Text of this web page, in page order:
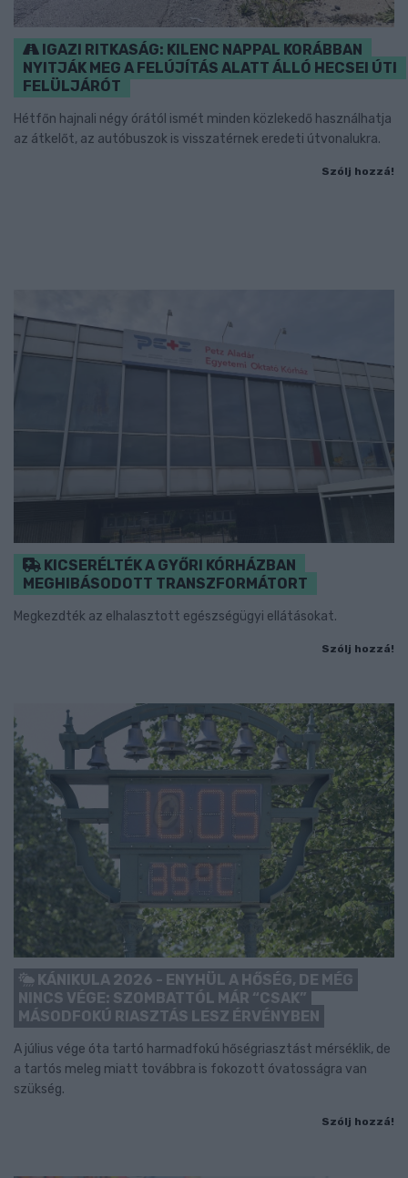
IGAZI RITKASÁG: KILENC NAPPAL KORÁBBAN
NYITJÁK MEG A FELÚJÍTÁS ALATT ÁLLÓ HECSEI ÚTI
FELÜLJÁRÓT
Hétfőn hajnali négy órától ismét minden közlekedő használhatja
az átkelőt, az autóbuszok is visszatérnek eredeti útvonalukra.
Szólj hozzá!
KICSERÉLTÉK A GYŐRI KÓRHÁZBAN
MEGHIBÁSODOTT TRANSZFORMÁTORT
Megkezdték az elhalasztott egészségügyi ellátásokat.
Szólj hozzá!
KÁNIKULA 2026 - ENYHÜL A HŐSÉG, DE MÉG
NINCS VÉGE: SZOMBATTÓL MÁR “CSAK”
MÁSODFOKÚ RIASZTÁS LESZ ÉRVÉNYBEN
A július vége óta tartó harmadfokú hőségriasztást mérséklik, de
a tartós meleg miatt továbbra is fokozott óvatosságra van
szükség.
Szólj hozzá!